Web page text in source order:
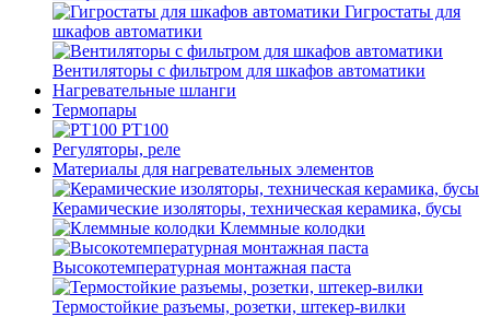
Гигростаты для
шкафов автоматики
Вентиляторы с фильтром для шкафов автоматики
Нагревательные шланги
Термопары
PT100
Регуляторы, реле
Материалы для нагревательных элементов
Керамические изоляторы, техническая керамика, бусы
Клеммные колодки
Высокотемпературная монтажная паста
Термостойкие разъемы, розетки, штекер-вилки